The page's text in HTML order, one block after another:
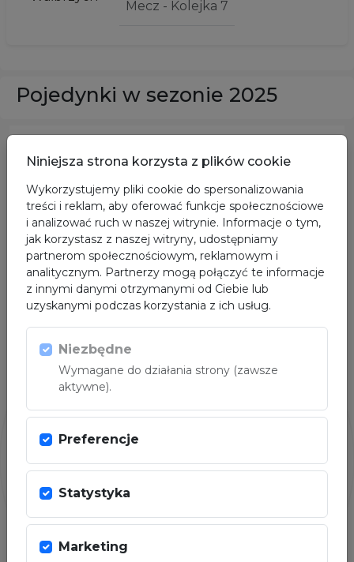
Mecz - Kolejka 7
Pojedynki w sezonie 2025
SPONSOR GŁÓWNY
PARTNER
Niniejsza strona korzysta z plików cookie
Wykorzystujemy pliki cookie do spersonalizowania
treści i reklam, aby oferować funkcje społecznościowe
i analizować ruch w naszej witrynie. Informacje o tym,
jak korzystasz z naszej witryny, udostępniamy
partnerom społecznościowym, reklamowym i
analitycznym. Partnerzy mogą połączyć te informacje
z innymi danymi otrzymanymi od Ciebie lub
uzyskanymi podczas korzystania z ich usług.
Niezbędne
Wymagane do działania strony (zawsze
aktywne).
Preferencje
Statystyka
Marketing